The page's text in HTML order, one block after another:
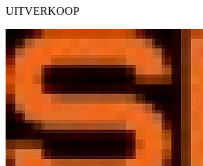
UITVERKOOP